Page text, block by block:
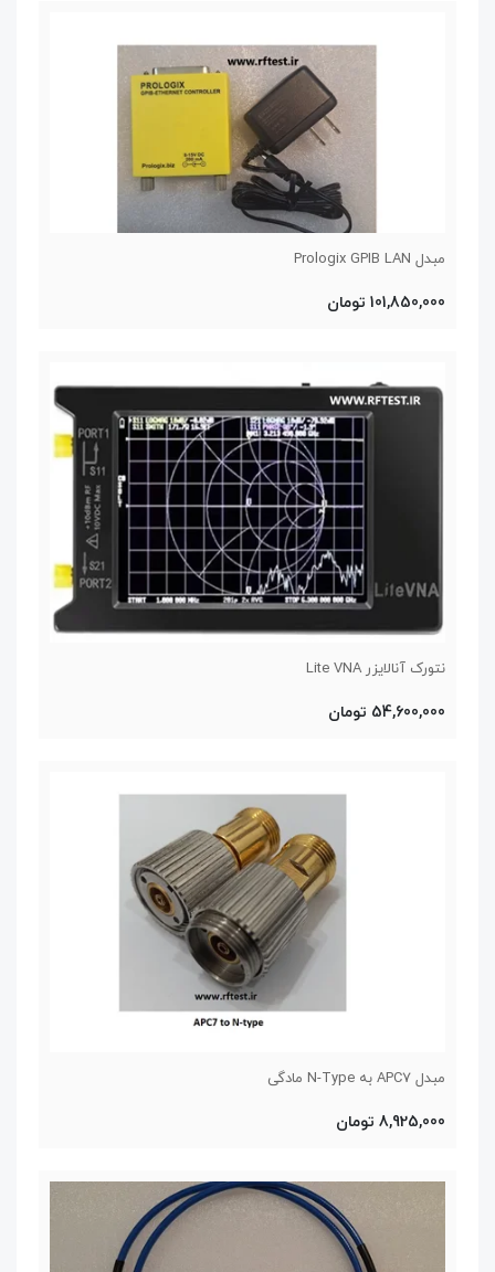
مبدل Prologix GPIB LAN
101,850,000 تومان
نتورک آنالایزر Lite VNA
54,600,000 تومان
مبدل APC7 به N-Type مادگی
8,925,000 تومان